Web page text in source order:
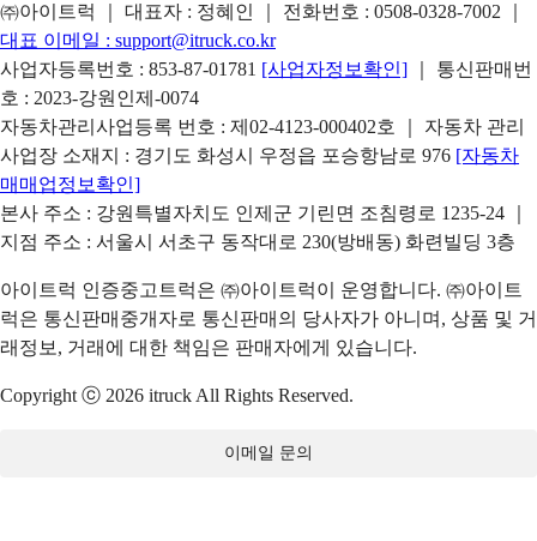
㈜아이트럭 ｜ 대표자 : 정혜인 ｜ 전화번호 : 0508-0328-7002
대표 이메일 : support@itruck.co.kr
사업자등록번호 : 853-87-01781 [사업자정보확인]
｜ 통신판매번
호 : 2023-강원인제-0074
자동차관리사업등록 번호 : 제02-4123-000402호 ｜ 자동차 관리
사업장 소재지 : 경기도 화성시 우정읍 포승항남로 976 [자동차
매매업정보확인]
본사 주소 : 강원특별자치도 인제군 기린면 조침령로 1235-24 ｜
지점 주소 : 서울시 서초구 동작대로 230(방배동) 화련빌딩 3층
아이트럭 인증중고트럭은 ㈜아이트럭이 운영합니다. ㈜아이트
럭은 통신판매중개자로 통신판매의 당사자가 아니며, 상품 및 거
래정보, 거래에 대한 책임은 판매자에게 있습니다.
Copyright ⓒ 2026 itruck All Rights Reserved.
이메일 문의